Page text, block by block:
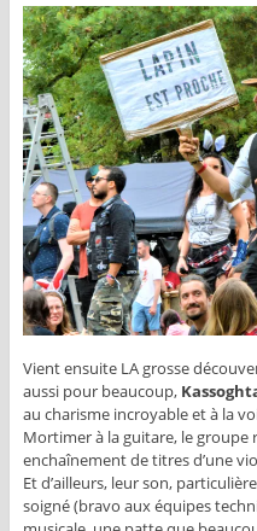
Vient ensuite LA grosse
aussi pour beaucoup,
au charisme incroyable et à la
Mortimer à la guitare, le
enchaînement de titres d’une
Et d’ailleurs, leur son,
soigné (bravo aux équipes